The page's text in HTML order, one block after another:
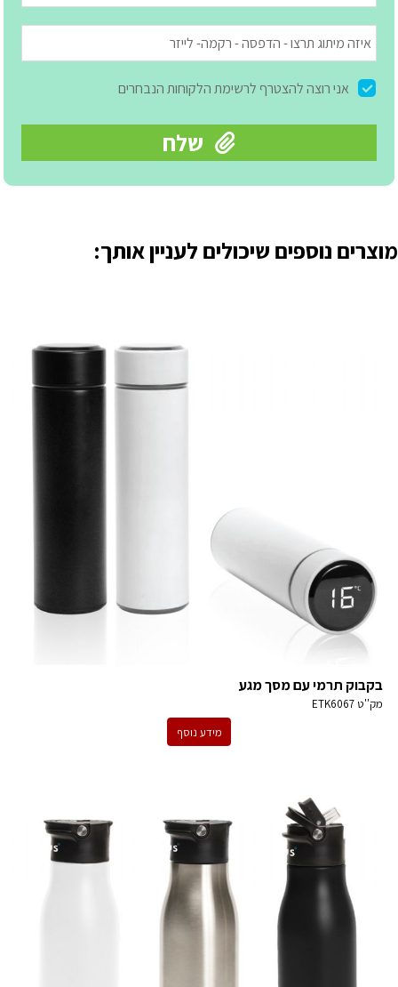
מוצרים נוספים שיכולים לעניין אותך:
בקבוק תרמי עם מסך מגע
מק''טETK6067
מידע נוסף